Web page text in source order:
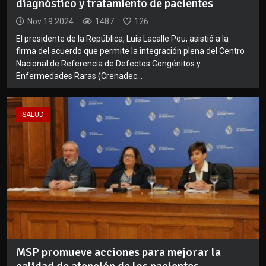
diagnóstico y tratamiento de pacientes
Nov 19 2024 1487
126
El presidente de la República, Luis Lacalle Pou, asistió a la
firma del acuerdo que permite la integración plena del Centro
Nacional de Referencia de Defectos Congénitos y
Enfermedades Raras (Crenadec...
SALUD
MSP promueve acciones para mejorar la